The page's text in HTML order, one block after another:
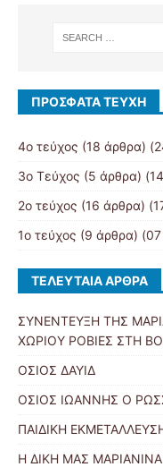
ΠΡΌΣΦΑΤΑ ΤΕΎΧΗ
4ο τεύχος (18 άρθρα)
3o Τεύχος (5 άρθρα)
2ο τεύχος (16 άρθρα)
1ο τεύχος (9 άρθρα) (07
ΤΕΛΕΥΤΑΊΑ ΆΡΘΡΑ
ΣΥΝΕΝΤΕΥΞΗ ΤΗΣ
ΧΩΡΙΟΥ ΡΟΒΙΕΣ ΣΤΗ
ΟΣΙΟΣ ΔΑΥΙΔ
ΟΣΙΟΣ ΙΩΑΝΝΗΣ Ο
ΠΑΙΔΙΚΗ
Η ΔΙΚΗ ΜΑΣ